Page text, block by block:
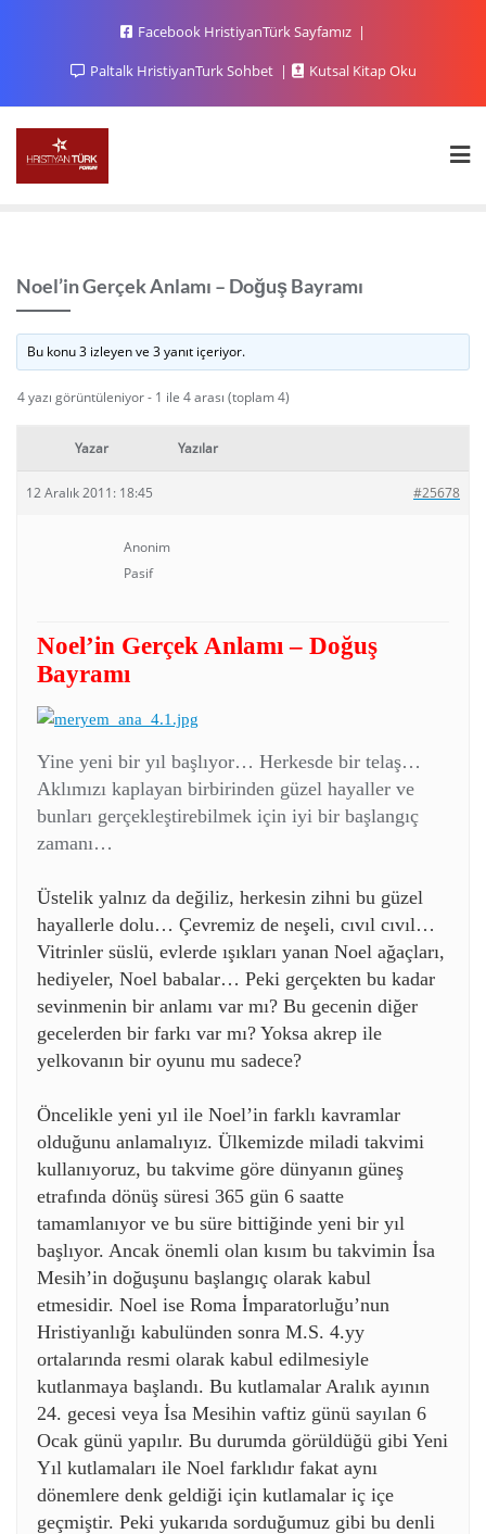
Facebook HristiyanTürk Sayfamız
Paltalk HristiyanTurk Sohbet
Kutsal Kitap Oku
Noel’in Gerçek Anlamı – Doğuş Bayramı
Bu konu 3 izleyen ve 3 yanıt içeriyor.
4 yazı görüntüleniyor - 1 ile 4 arası (toplam 4)
Yazar Yazılar
12 Aralık 2011: 18:45 #25678
Anonim
Pasif
Noel’in Gerçek Anlamı – Doğuş
Bayramı
Yine yeni bir yıl başlıyor… Herkesde bir telaş…
Aklımızı kaplayan birbirinden güzel hayaller ve
bunları gerçekleştirebilmek için iyi bir başlangıç
zamanı…
Üstelik yalnız da değiliz, herkesin zihni bu güzel
hayallerle dolu… Çevremiz de neşeli, cıvıl cıvıl…
Vitrinler süslü, evlerde ışıkları yanan Noel ağaçları,
hediyeler, Noel babalar… Peki gerçekten bu kadar
sevinmenin bir anlamı var mı? Bu gecenin diğer
gecelerden bir farkı var mı? Yoksa akrep ile
yelkovanın bir oyunu mu sadece?
Öncelikle yeni yıl ile Noel’in farklı kavramlar
olduğunu anlamalıyız. Ülkemizde miladi takvimi
kullanıyoruz, bu takvime göre dünyanın güneş
etrafında dönüş süresi 365 gün 6 saatte
tamamlanıyor ve bu süre bittiğinde yeni bir yıl
başlıyor. Ancak önemli olan kısım bu takvimin İsa
Mesih’in doğuşunu başlangıç olarak kabul
etmesidir. Noel ise Roma İmparatorluğu’nun
Hristiyanlığı kabulünden sonra M.S. 4.yy
ortalarında resmi olarak kabul edilmesiyle
kutlanmaya başlandı. Bu kutlamalar Aralık ayının
24. gecesi veya İsa Mesihin vaftiz günü sayılan 6
Ocak günü yapılır. Bu durumda görüldüğü gibi Yeni
Yıl kutlamaları ile Noel farklıdır fakat aynı
dönemlere denk geldiği için kutlamalar iç içe
geçmiştir. Peki yukarıda sorduğumuz gibi bu denli